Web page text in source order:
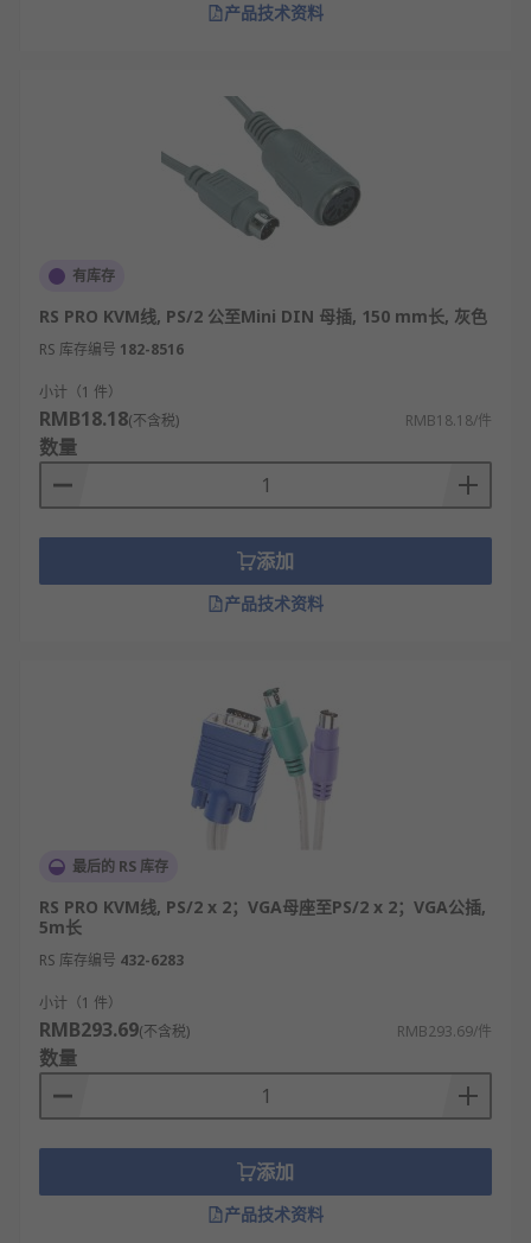
蔽，屏蔽等级影响抗干扰能力。
主动式KVM线：内置信号放大器，用于长距离
传输，能突破被动式线缆的长度限制。
定制化KVM线：根据特定KVM切换器型号定制
接口顺序和定义，确保完美兼容
KVM线的应用领域
数据中心服务器机房，使管理员能用一套键鼠
显示器管理成百上千台服务器。
多媒体编辑与广播系统，方便编辑人员在多台
编辑机、渲染机和播放器之间切换。
金融交易大厅，允许交易员快速切换控制不同
的行情接收和交易执行电脑。
或PLC主站，节省控制台空间。
实验室与测试环境，工程师需要频繁操作多台
看不同监控主机的画面和信息。
家庭或办公室多PC用户，为拥有多台电脑（如
工作机、个人机）的用户提供便利。
电竞游戏和多平台玩家，让玩家使用一套高性
能键鼠显示器切换于PC、游戏主机之间。
选择KVM线需要注意哪些？
确认主机与KVM切换器的接口类型匹配：首先
核实您的电脑和KVM切换器支持的视频接口
（如VGA、DVI、HDMI、DisplayPort）以及
键鼠接口（USB-A或传统的PS/2）。确保KVM
线的两端接口与设备端口完全匹配，这是正常
工作的基础。例如，如果KVM切换器是VGA和
USB接口，那么主机端的线缆也必须具备相同
检查支持的视频分辨率与刷新率：根据您的显
示器规格和工作需求，确认KVM线能支持所需
的分辨率（如1080p、2K、4K）和刷新率（如
产品技术资料
有库存
RS PRO KVM线, PS/2 公至Mini DIN 母插, 150 mm长, 灰色
RS 库存编号 182-8516
小计（1 件）
RMB18.18(不含税) RMB18.18/件
数量
添加
产品技术资料
最后的 RS 库存
RS PRO KVM线, PS/2 x 2；VGA母座至PS/2 x 2；VGA公插,
5m长
RS 库存编号 432-6283
小计（1 件）
RMB293.69(不含税) RMB293.69/件
数量
添加
产品技术资料